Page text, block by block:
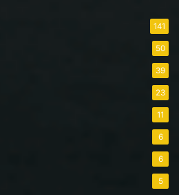
141
50
39
23
11
6
6
5